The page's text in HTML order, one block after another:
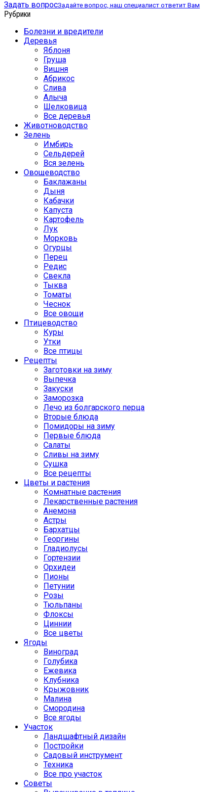
Задать вопросЗадайте вопрос, наш специалист ответит Вам
Рубрики
Болезни и вредители
Деревья
Яблоня
Груша
Вишня
Абрикос
Слива
Алыча
Шелковица
Все деревья
Животноводство
Зелень
Имбирь
Сельдерей
Вся зелень
Овощеводство
Баклажаны
Дыня
Кабачки
Капуста
Картофель
Лук
Морковь
Огурцы
Перец
Редис
Свекла
Тыква
Томаты
Чеснок
Все овощи
Птицеводство
Куры
Утки
Все птицы
Рецепты
Заготовки на зиму
Выпечка
Закуски
Заморозка
Лечо из болгарского перца
Вторые блюда
Помидоры на зиму
Первые блюда
Салаты
Сливы на зиму
Сушка
Все рецепты
Цветы и растения
Комнатные растения
Лекарственные растения
Анемона
Астры
Бархатцы
Георгины
Гладиолусы
Гортензии
Орхидеи
Пионы
Петунии
Розы
Тюльпаны
Флоксы
Циннии
Все цветы
Ягоды
Виноград
Голубика
Ежевика
Клубника
Крыжовник
Малина
Смородина
Все ягоды
Участок
Ландшафтный дизайн
Постройки
Садовый инструмент
Техника
Все про участок
Советы